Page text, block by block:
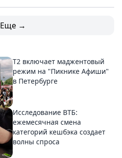
Еще →
Т2 включает маджентовый
режим на "Пикнике Афиши"
в Петербурге
Исследование ВТБ:
ежемесячная смена
категорий кешбэка создает
волны спроса